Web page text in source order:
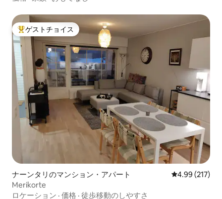
大好評のゲストチョイスです。
ゲストチョイス
ナーンタリのマンション・アパート レビュー217
4.99 (217)
Merikorte
ロケーション · 価格 · 徒歩移動のしやすさ